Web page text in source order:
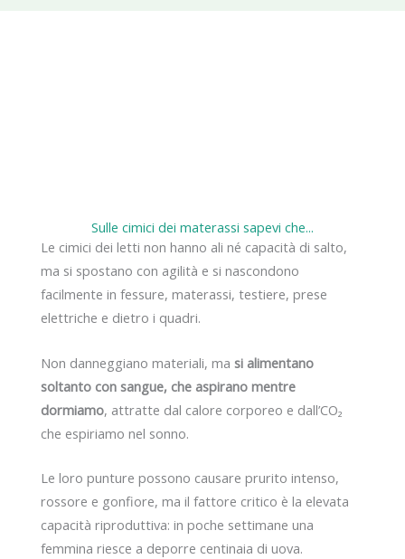
Sulle cimici dei materassi sapevi che...
Le cimici dei letti non hanno ali né capacità di salto,
ma si spostano con agilità e si nascondono
facilmente in fessure, materassi, testiere, prese
elettriche e dietro i quadri.
Non danneggiano materiali, ma si alimentano
soltanto con sangue, che aspirano mentre
dormiamo, attratte dal calore corporeo e dall’CO₂
che espiriamo nel sonno.
Le loro punture possono causare prurito intenso,
rossore e gonfiore, ma il fattore critico è la elevata
capacità riproduttiva: in poche settimane una
femmina riesce a deporre centinaia di uova.